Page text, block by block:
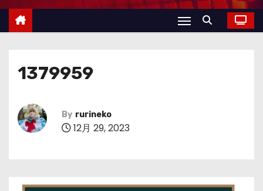
1379959
By rurineko
12月 29, 2023